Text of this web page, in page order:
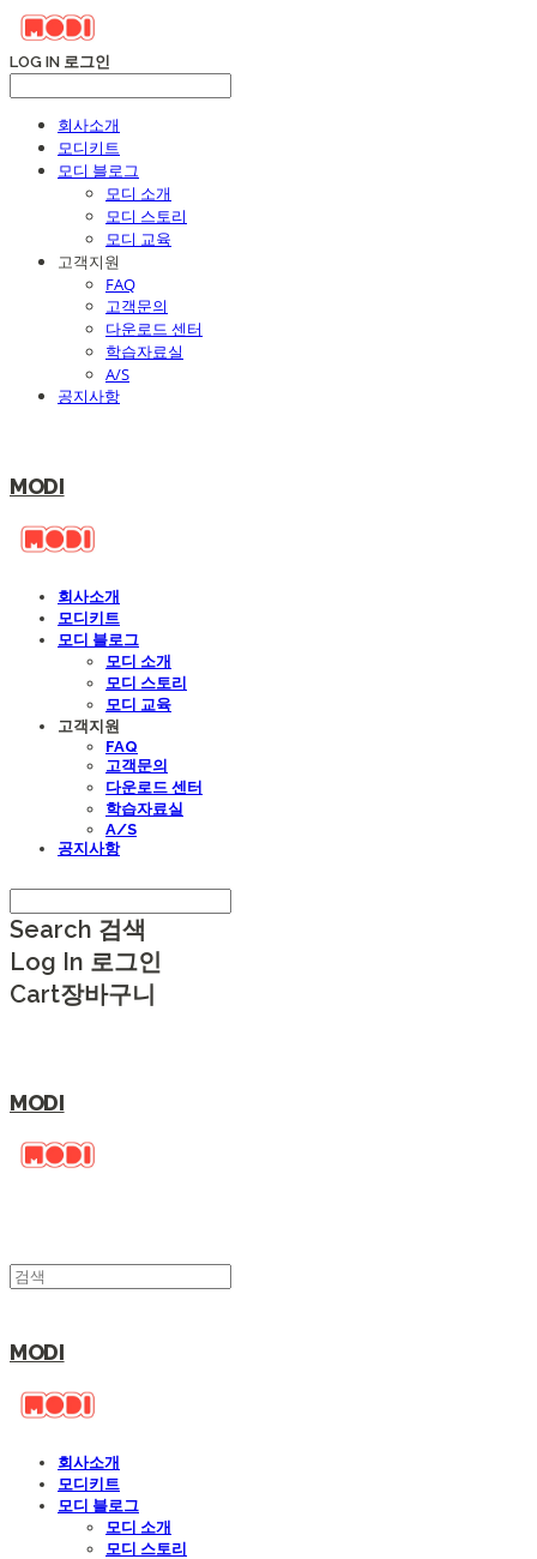
LOG IN 로그인
회사소개
모디키트
모디 블로그
모디 소개
모디 스토리
모디 교육
고객지원
FAQ
고객문의
다운로드 센터
학습자료실
A/S
공지사항
MODI
회사소개
모디키트
모디 블로그
모디 소개
모디 스토리
모디 교육
고객지원
FAQ
고객문의
다운로드 센터
학습자료실
A/S
공지사항
Search 검색
Log In 로그인
Cart장바구니
MODI
MODI
회사소개
모디키트
모디 블로그
모디 소개
모디 스토리